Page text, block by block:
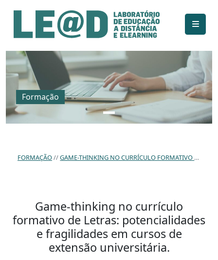
Ir para o conteúdo principal
Informações de acessibilidade
Mapa do site
Formação
FORMAÇÃO GAME-THINKING NO CURRÍCULO FORMATIVO DE LETRAS: POTENCIALIDADES E FRAGILIDADES EM CURSOS DE EXTENSÃO UNIVERSITÁRIA.
Game-thinking no currículo
formativo de Letras: potencialidades
e fragilidades em cursos de
extensão universitária.